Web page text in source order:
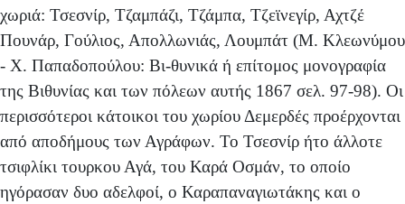
χωριά: Τσεσνίρ, Τζαμπάζι, Τζάμπα, Τζεϊνεγίρ, Αχτζέ
Πουνάρ, Γούλιος, Απολλωνιάς, Λουμπάτ (Μ. Κλεωνύμου
- X. Παπαδοπούλου: Βι-θυνικά ή επίτομος μονογραφία
της Βιθυνίας και των πόλε­ων αυτής 1867 σελ. 97-98). Οι
περισσότεροι κάτοικοι του χωρίου Δεμερδές προέρχονται
από αποδήμους των Αγράφων. Το Τσεσνίρ ήτο άλλοτε
τσιφλίκι τουρκου Αγά, του Κα­ρά Οσμάν, το οποίο
ηγόρασαν δυο αδελφοί, ο Καραπαναγιωτάκης και ο